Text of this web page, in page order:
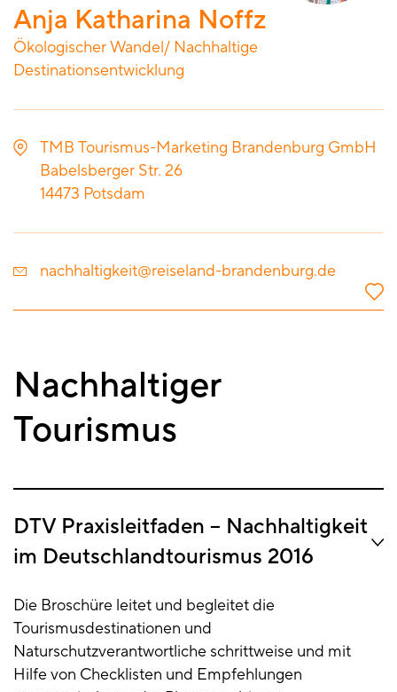
Anja Katharina Noffz
Ökologischer Wandel/ Nachhaltige
Destinationsentwicklung
TMB Tourismus-Marketing Brandenburg GmbH
Babelsberger Str. 26
14473 Potsdam
nachhaltigkeit@reiseland-brandenburg.de
Nachhaltiger
Tourismus
DTV Praxisleitfaden – Nachhaltigkeit
im Deutschlandtourismus 2016
Die Broschüre leitet und begleitet die
Tourismusdestinationen und
Naturschutzverantwortliche schrittweise und mit
Hilfe von Checklisten und Empfehlungen